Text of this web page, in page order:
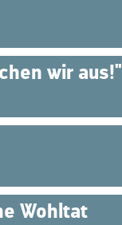
wir aus!"
Wohltat